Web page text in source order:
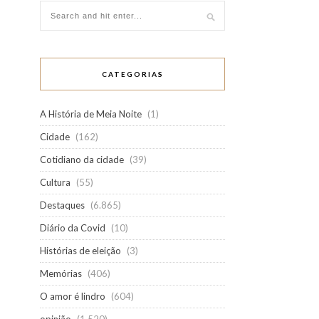
CATEGORIAS
A História de Meia Noite (1)
Cidade (162)
Cotidiano da cidade (39)
Cultura
(55)
Destaques (6.865)
Diário da Covid
(10)
Histórias de eleição
(3)
Memórias (406)
O amor é lindro
(604)